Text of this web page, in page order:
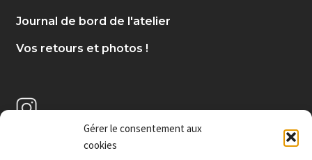
Gérer le consentement aux
cookies
Journal de bord de l'atelier
Vos retours et photos !